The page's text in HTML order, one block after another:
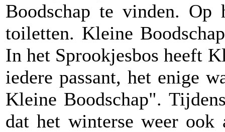
Boodschap te vinden.
toiletten. Kleine
In het Sprookjesbos heeft
iedere passant, het enige
Kleine Boodschap".
dat het winterse weer